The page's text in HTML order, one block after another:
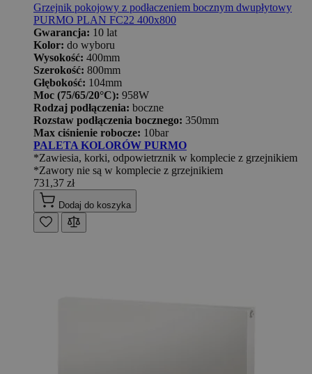
Grzejnik pokojowy z podłaczeniem bocznym dwupłytowy
PURMO PLAN FC22 400x800
Gwarancja: 10 lat
Kolor: do wyboru
Wysokość: 400mm
Szerokość: 800mm
Głębokość: 104mm
Moc (75/65/20°C): 958W
Rodzaj podłączenia: boczne
Rozstaw podłączenia bocznego: 350mm
Max ciśnienie robocze: 10bar
PALETA KOLORÓW PURMO
*Zawiesia, korki, odpowietrznik w komplecie z grzejnikiem
*Zawory nie są w komplecie z grzejnikiem
731,37 zł
Dodaj do koszyka